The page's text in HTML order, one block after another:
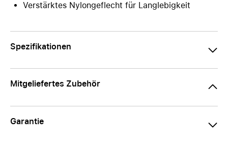
Verstärktes Nylongeflecht für Langlebigkeit
Spezifikationen
Mitgeliefertes Zubehör
Garantie